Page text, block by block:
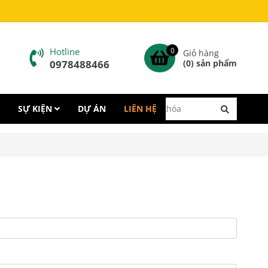
Hotline
0978488466
0
Giỏ hàng
(0) sản phẩm
SỰ KIỆN DỰ ÁN LIÊN HỆ